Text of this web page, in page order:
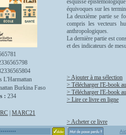
L'Harmattan
Burkina Faso
: 234
MARC21
esquisse
équivoques sur les
La deuxième partie se
compris les vecteurs
anthropologiques.
La dernière partie est
et des indicateurs de
> Ajouter à ma sélection
> Télécharger l'E-book
> Télécharger l'E-book
> Lire ce livre en ligne
> Acheter ce livre